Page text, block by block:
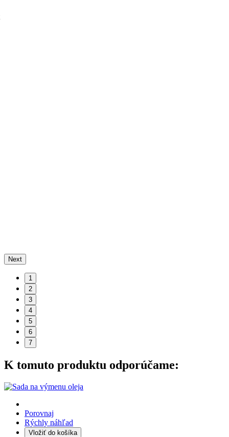
Next
1
2
3
4
5
6
7
K tomuto produktu odporúčame:
Porovnaj
Rýchly náhľad
Vložiť do košíka